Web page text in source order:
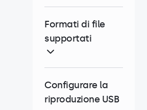
Formati di file
supportati
Configurare la
riproduzione USB